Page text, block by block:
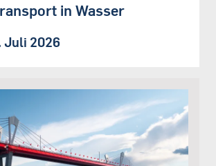
in Wasser
Juli 2026